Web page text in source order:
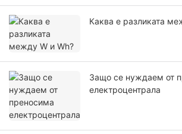
Каква е разликата
Защо се нуждаем от
електроцентрала